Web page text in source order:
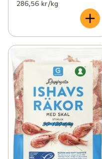
286,56 kr /kg